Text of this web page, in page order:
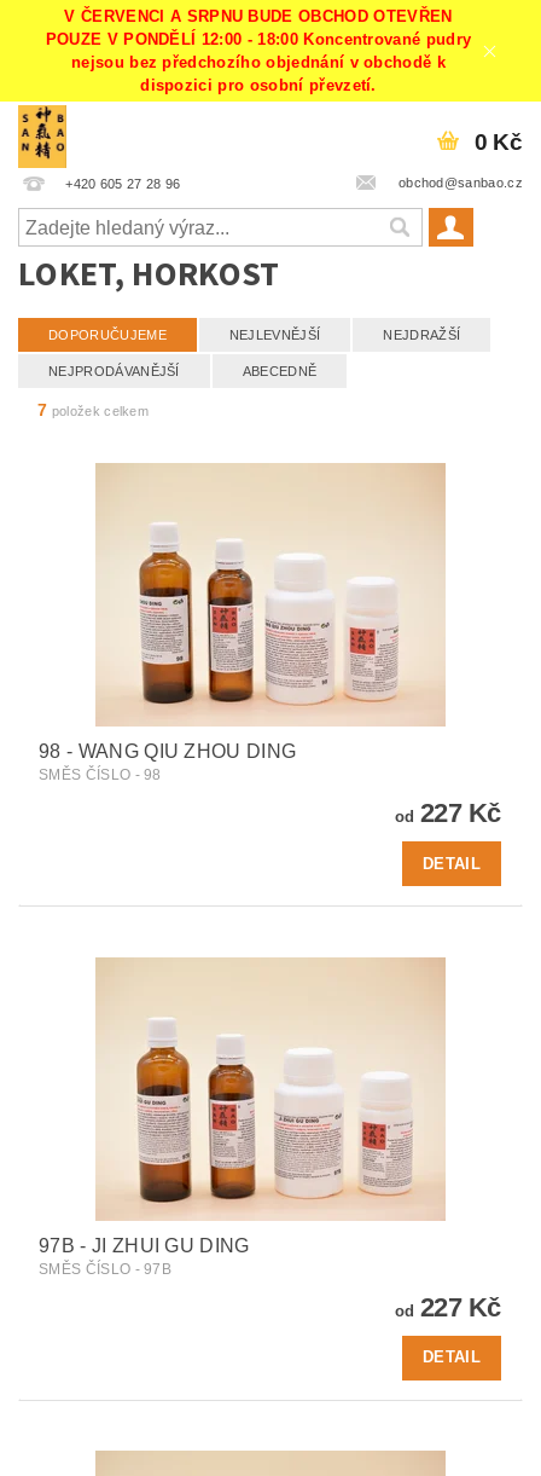
V ČERVENCI A SRPNU BUDE OBCHOD OTEVŘEN
POUZE V PONDĚLÍ 12:00 - 18:00 Koncentrované pudry
nejsou bez předchozího objednání v obchodě k
dispozici pro osobní převzetí.
+420 605 27 28 96 obchod@sanbao.cz
0 Kč
LOKET, HORKOST
DOPORUČUJEME NEJLEVNĚJŠÍ NEJDRAŽŠÍ
NEJPRODÁVANĚJŠÍ ABECEDNĚ
7 položek celkem
98 - WANG QIU ZHOU DING
SMĚS ČÍSLO - 98
od 227 Kč
DETAIL
97B - JI ZHUI GU DING
SMĚS ČÍSLO - 97B
od 227 Kč
DETAIL